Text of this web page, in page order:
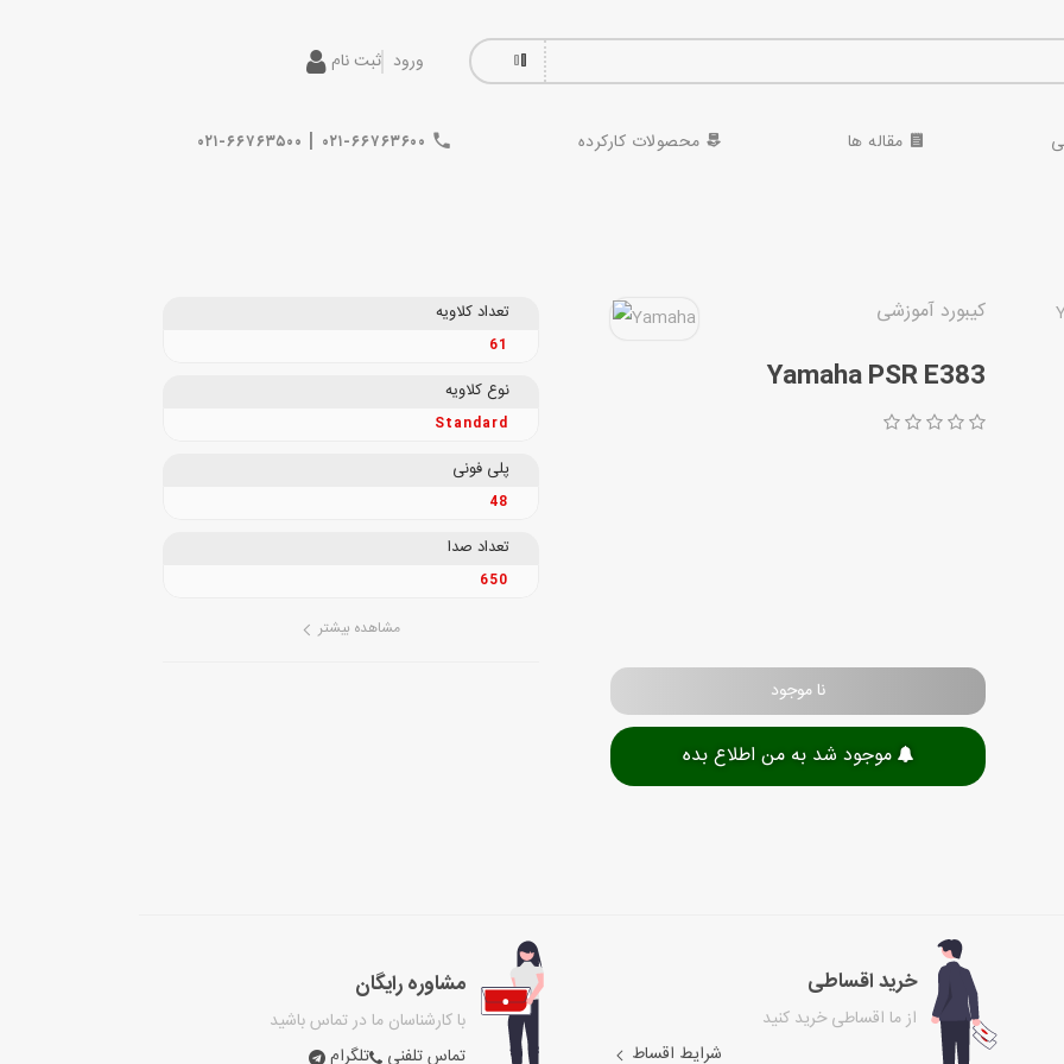
ورود ثبت نام
مقاله ها محصولات کارکرده ۰۲۱-۶۶۷۶۳۶۰۰ | ۰۲۱-۶۶۷۶۳۵۰۰
کیبورد آموزشی
Yamaha PSR E383
نا موجود
موجود شد به من اطلاع بده
تعداد کلاویه
61
نوع کلاویه
Standard
پلی فونی
48
تعداد صدا
650
مشاهده بیشتر
خرید اقساطی
از ما اقساطی خرید کنید
شرایط اقساط
مشاوره رایگان
با کارشناسان ما در تماس باشید
تماس تلفنی
تلگرام